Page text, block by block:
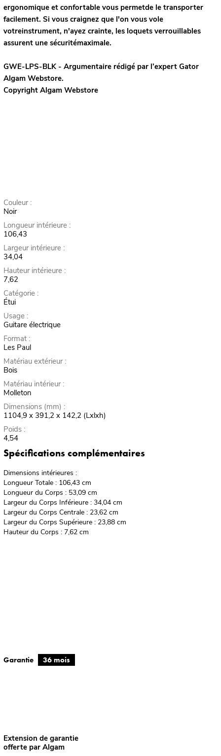
ergonomique et confortable vous permetde le transporter
facilement. Si vous craignez que l'on vous vole
votreinstrument, n'ayez crainte, les loquets verrouillables
assurent une sécuritémaximale.
GWE-LPS-BLK - Argumentaire rédigé par l’expert Gator
Algam Webstore.
Copyright Algam Webstore
Couleur :
Noir
Longueur intérieure :
106,43
Largeur intérieure :
34,04
Hauteur intérieure :
7,62
Catégorie :
Étui
Usage :
Guitare électrique
Format :
Les Paul
Matériau extérieur :
Bois
Matériau intérieur :
Molleton
Dimensions (mm) :
1104,9 x 391,2 x 142,2 (Lxlxh)
Poids :
4,54
Spécifications complémentaires
Dimensions intérieures :
Longueur Totale : 106,43 cm
Longueur du Corps : 53,09 cm
Largeur du Corps Inférieure : 34,04 cm
Largeur du Corps Centrale : 23,62 cm
Largeur du Corps Supérieure : 23,88 cm
Hauteur du Corps : 7,62 cm
Garantie 36 mois
Extension de garantie
offerte par Algam